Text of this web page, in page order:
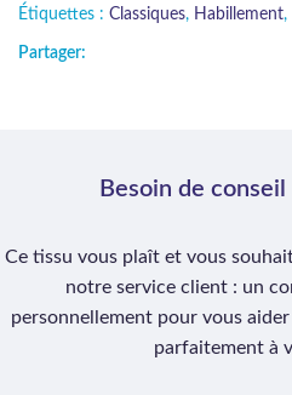
Étiquettes : Classiques, Habillement,
Partager:
Besoin de
Ce tissu vous plaît et vous
notre service client : un
personnellement pour vous
parfaitement à